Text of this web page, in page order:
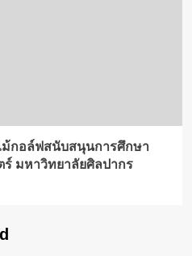
กอล์ฟสนับสนุนการศึกษา
มหาวิทยาลัยศิลปากร